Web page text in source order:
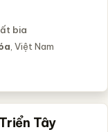
bia
, Việt Nam
Tây